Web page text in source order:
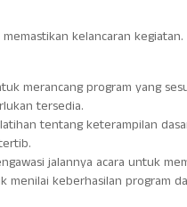
kelancaran
merancang program yang
tersedia.
tentang keterampilan
jalannya acara untuk
keberhasilan program